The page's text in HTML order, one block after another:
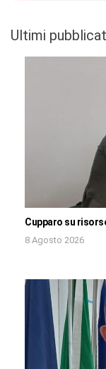
Ultimi
Cupparo su
8 Agosto 2026